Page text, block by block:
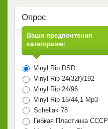
Опрос
Ваши предпочтения
категориям:
Vinyl Rip DSD
Vinyl Rip 24(32f)/192
Vinyl Rip 24/96
Vinyl Rip 16/44,1 Mp3
Schellak 78
Гибкая Пластинка СССР